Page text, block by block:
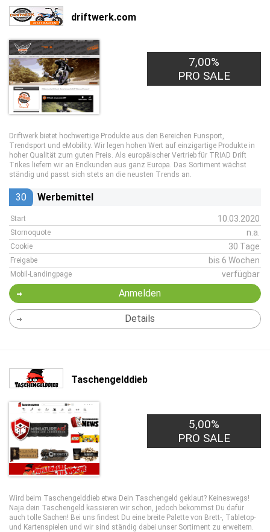
driftwerk.com
7,00%
PRO SALE
Driftwerk bietet hochwertige Produkte aus den Bereichen Funsport,
Trendsport und eMobility. Wir legen hohen Wert auf einzigartige Produkte in
hoher Qualität zum guten Preis. Als europäischer Vertrieb für TRIAD Drift
Trikes liefern wir an Endkunden aus ganz Europa. Das Sortiment wächst
ständig und passt sich stets an die neusten Trends an.
30 Werbemittel
Start 10.03.2020
Stornoquote n.a.
Cookie 30 Tage
Freigabe bis 6 Wochen
Mobil-Landingpage verfügbar
Anmelden
Details
Taschengelddieb
5,00%
PRO SALE
Wird beim Taschengelddieb etwa Dein Taschengeld geklaut? Keineswegs!
Naja dein Taschengeld kassieren wir schon, jedoch bekommst Du dafür
auch tolle Sachen! Bei uns findest Du eine breite Palette von Brett-, Tabletop-
und Kartenspielen und wir sind ständig dabei unser Sortiment zu erweitern.